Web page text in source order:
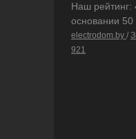
Наш рейтинг:
основании 50
electrodom.by /
921